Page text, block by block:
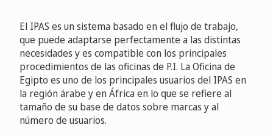
El IPAS es un sistema basado en el flujo de trabajo,
que puede adaptarse perfectamente a las distintas
necesidades y es compatible con los principales
procedimientos de las oficinas de P.I. La Oficina de
Egipto es uno de los principales usuarios del IPAS en
la región árabe y en África en lo que se refiere al
tamaño de su base de datos sobre marcas y al
número de usuarios.